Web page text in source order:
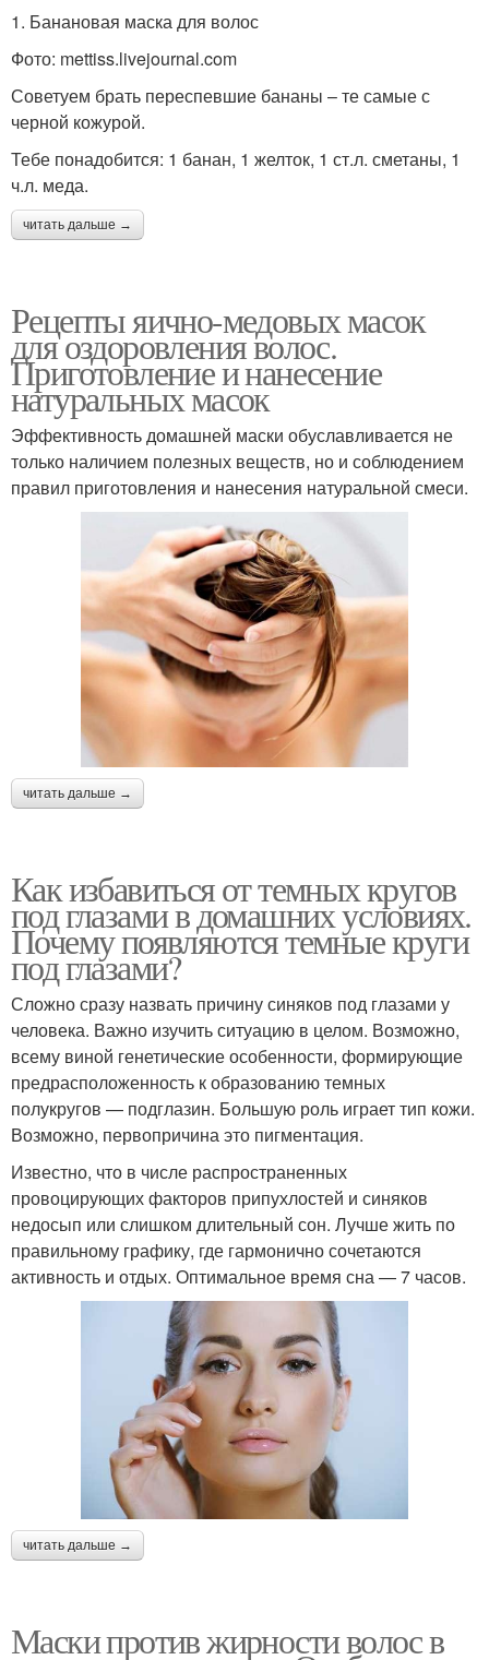
1. Банановая маска для волос
Фото: mettiss.livejournal.com
Советуем брать переспевшие бананы – те самые с
черной кожурой.
Тебе понадобится: 1 банан, 1 желток, 1 ст.л. сметаны, 1
ч.л. меда.
читать дальше →
Рецепты яично-медовых масок
для оздоровления волос.
Приготовление и нанесение
натуральных масок
Эффективность домашней маски обуславливается не
только наличием полезных веществ, но и соблюдением
правил приготовления и нанесения натуральной смеси.
читать дальше →
Как избавиться от темных кругов
под глазами в домашних условиях.
Почему появляются темные круги
под глазами?
Сложно сразу назвать причину синяков под глазами у
человека. Важно изучить ситуацию в целом. Возможно,
всему виной генетические особенности, формирующие
предрасположенность к образованию темных
полукругов — подглазин. Большую роль играет тип кожи.
Возможно, первопричина это пигментация.
Известно, что в числе распространенных
провоцирующих факторов припухлостей и синяков
недосып или слишком длительный сон. Лучше жить по
правильному графику, где гармонично сочетаются
активность и отдых. Оптимальное время сна — 7 часов.
читать дальше →
Маски против жирности волос в